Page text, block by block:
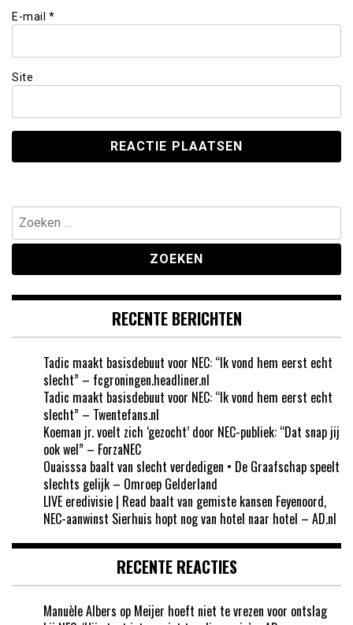
E-mail *
Site
Zoeken
naar:
RECENTE BERICHTEN
Tadic maakt basisdebuut voor NEC: “Ik vond hem eerst echt
slecht” – fcgroningen.headliner.nl
Tadic maakt basisdebuut voor NEC: “Ik vond hem eerst echt
slecht” – Twentefans.nl
Koeman jr. voelt zich ‘gezocht’ door NEC-publiek: “Dat snap jij
ook wel” – ForzaNEC
Ouaisssa baalt van slecht verdedigen • De Graafschap speelt
slechts gelijk – Omroep Gelderland
LIVE eredivisie | Read baalt van gemiste kansen Feyenoord,
NEC-aanwinst Sierhuis hopt nog van hotel naar hotel – AD.nl
RECENTE REACTIES
Manuèle Albers op Meijer hoeft niet te vrezen voor ontslag